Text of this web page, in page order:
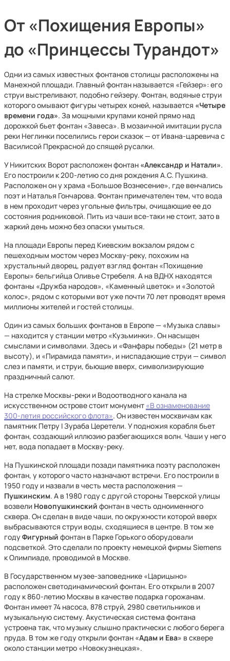
От «Похищения Европы»
до «Принцессы Турандот»
Одни из самых известных фонтанов столицы расположены на
Манежной площади. Главный фонтан называется «Гейзер»: его
струи выстреливают, подобно гейзеру. Фонтан, водяные струи
которого омывают фигуры четырех коней, называется «Четыре
времени года». За мощными крупами коней прямо над
дорожкой бьет фонтан «Завеса». В мозаичной имитации русла
реки Неглинки поселились герои сказок — от Ивана-царевича с
Василисой Прекрасной до спящей русалки.
У Никитских Ворот расположен фонтан «Александр и Натали».
Его построили к 200-летию со дня рождения А.С. Пушкина.
Расположен он у храма «Большое Вознесение», где венчались
поэт и Наталья Гончарова. Фонтан примечателен тем, что вода
в нем проходит через угольные фильтры, очищающие ее до
состояния родниковой. Пить из чаши все-таки не стоит, зато в
жаркий день можно без опаски умыться.
На площади Европы перед Киевским вокзалом рядом с
пешеходным мостом через Москву-реку, похожим на
хрустальный дворец, радует взгляд фонтан «Похищение
Европы» бельгийца Оливье Стребеля. А на ВДНХ находятся
фонтаны «Дружба народов», «Каменный цветок» и «Золотой
колос», рядом с которыми вот уже почти 70 лет проводят время
миллионы жителей и гостей столицы.
Один из самых больших фонтанов в Европе — «Музыка славы»
— находится у станции метро «Кузьминки». Он насыщен
смыслами и символами. Здесь и «Фанфары победы» (21 метр в
высоту), и «Пирамида памяти», и ниспадающие струи — символ
слез и памяти, и струи, бьющие вверх, символизирующие
праздничный салют.
На стрелке Москвы-реки и Водоотводного канала на
искусственном острове стоит монумент «В ознаменование
300-летия российского флота». Он известен москвичам как
памятник Петру I Зураба Церетели. У подножия корабля бьет
фонтан, создающий иллюзию разбегающихся волн. Чаши у него
нет, вода попадает в Москву-реку.
На Пушкинской площади позади памятника поэту расположен
фонтан, у которого часто назначают встречи. Его построили в
1950 году и назвали в честь места расположения —
Пушкинским. А в 1980 году с другой стороны Тверской улицы
возвели Новопушкинский фонтан в честь одноименного
сквера. Он сделан в виде чаши, по окружности которой вверх
выбрасываются струи воды, сходящиеся в центре. В том же
годуФигурный фонтан в Парке Горького оборудовали
подсветкой. Это сделали по проекту немецкой фирмы Siemens
к Олимпиаде, проводимой в Москве.
В Государственном музее-заповеднике «Царицыно»
расположен светодинамический фонтан. Его открыли в 2007
году к 860-летию Москвы в качестве подарка горожанам.
Фонтан имеет 74 насоса, 878 струй, 2980 светильников и
музыкальную систему. Акустическая система фонтана
устроена так, что музыку слышно практически с любого берега
пруда. В том же году открыли фонтан «Адам и Ева» в сквере
около станции метро «Новокузнецкая».